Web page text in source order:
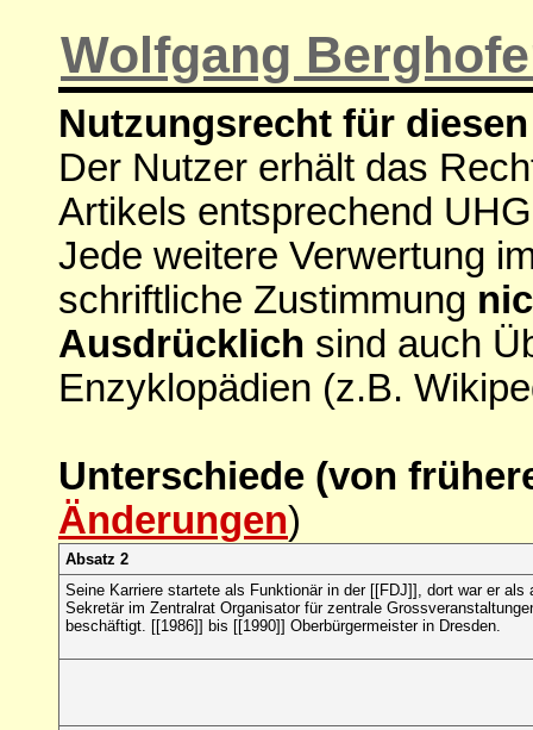
Wolfgang
Nutzungsrecht für
Der Nutzer erhält das
Artikels entsprechend
Jede weitere Verwertung
schriftliche Zustimmung
Ausdrücklich sind auch
Enzyklopädien (z.B.
Unterschiede (von
Änderungen)
Absatz 2
Seine Karriere startete als Funktionär in der [[FDJ]], dort war er als
Sekretär im Zentralrat Organisator für zentrale
beschäftigt. [[1986]] bis [[1990]] Oberbürgermeister in Dresden.